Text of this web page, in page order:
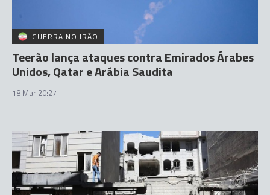
GUERRA NO IRÃO
Teerão lança ataques contra Emirados Árabes
Unidos, Qatar e Arábia Saudita
18 Mar 20:27